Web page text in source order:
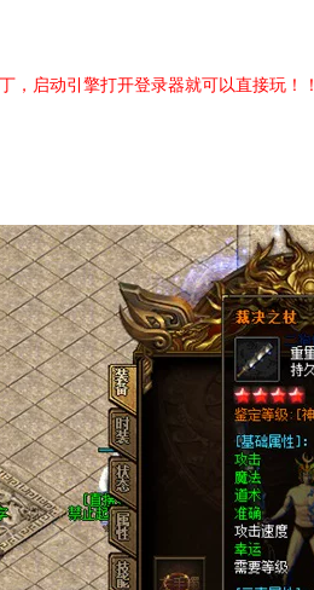
，启动引擎打开登录器就可以直接玩！！